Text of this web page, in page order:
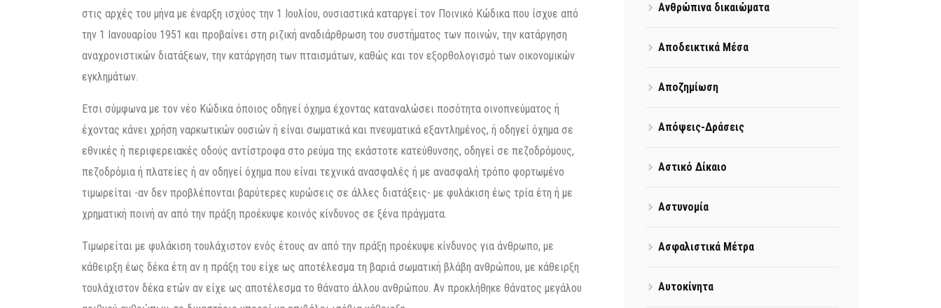
στις αρχές του μήνα με έναρξη ισχύος την 1 Ιουλίου, ουσιαστικά καταργεί τον Ποινικό Κώδικα που ίσχυε από
την 1 Ιανουαρίου 1951 και προβαίνει στη ριζική αναδιάρθρωση του συστήματος των ποινών, την κατάργηση
αναχρονιστικών διατάξεων, την κατάργηση των πταισμάτων, καθώς και τον εξορθολογισμό των οικονομικών
εγκλημάτων.
Ετσι σύμφωνα με τον νέο Κώδικα όποιος οδηγεί όχημα έχοντας καταναλώσει ποσότητα οινοπνεύματος ή
έχοντας κάνει χρήση ναρκωτικών ουσιών ή είναι σωματικά και πνευματικά εξαντλημένος, ή οδηγεί όχημα σε
εθνικές ή περιφερειακές οδούς αντίστροφα στο ρεύμα της εκάστοτε κατεύθυνσης, οδηγεί σε πεζοδρόμους,
πεζοδρόμια ή πλατείες ή αν οδηγεί όχημα που είναι τεχνικά ανασφαλές ή με ανασφαλή τρόπο φορτωμένο
τιμωρείται -αν δεν προβλέπονται βαρύτερες κυρώσεις σε άλλες διατάξεις- με φυλάκιση έως τρία έτη ή με
χρηματική ποινή αν από την πράξη προέκυψε κοινός κίνδυνος σε ξένα πράγματα.
Τιμωρείται με φυλάκιση τουλάχιστον ενός έτους αν από την πράξη προέκυψε κίνδυνος για άνθρωπο, με
κάθειρξη έως δέκα έτη αν η πράξη του είχε ως αποτέλεσμα τη βαριά σωματική βλάβη ανθρώπου, με κάθειρξη
τουλάχιστον δέκα ετών αν είχε ως αποτέλεσμα το θάνατο άλλου ανθρώπου. Αν προκλήθηκε θάνατος μεγάλου
Ανθρώπινα δικαιώματα
Αποδεικτικά Μέσα
Αποζημίωση
Απόψεις-Δράσεις
Αστικό Δίκαιο
Αστυνομία
Ασφαλιστικά Μέτρα
Αυτοκίνητα